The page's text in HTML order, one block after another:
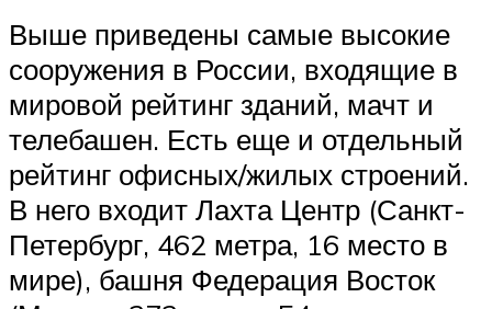
Выше приведены самые высокие
сооружения в России, входящие в
мировой рейтинг зданий, мачт и
телебашен. Есть еще и отдельный
рейтинг офисных/жилых строений.
В него входит Лахта Центр (Санкт-
Петербург, 462 метра, 16 место в
мире), башня Федерация Восток